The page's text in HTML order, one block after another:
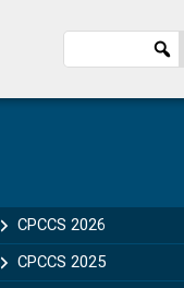
Sidebar
CPCCS 2026
CPCCS 2025